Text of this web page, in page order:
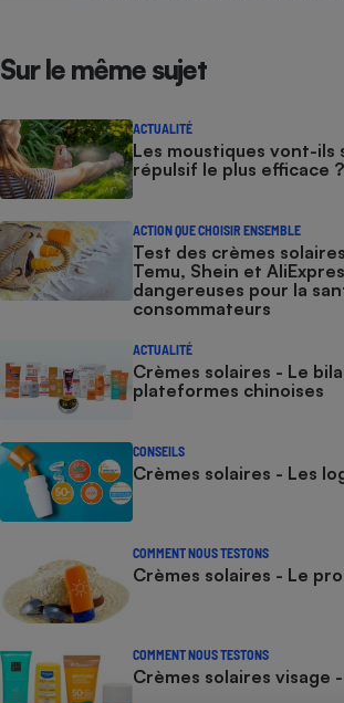
Sur le même sujet
ACTUALITÉ
Les moustiques vont-ils
répulsif le plus efficace ?
ACTION QUE CHOISIR ENSEMBLE
Test des crèmes
Temu, Shein et
dangereuses pour la
consommateurs
ACTUALITÉ
Crèmes solaires - Le
plateformes chinoises
CONSEILS
Crèmes solaires - Les
COMMENT NOUS TESTONS
Crèmes solaires - Le
COMMENT NOUS TESTONS
Crèmes solaires visage